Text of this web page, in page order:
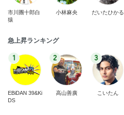
市川團十郎白
猿
小林麻央 だいたひかる
急上昇ランキング
1
EBiDAN 39&Ki
DS
2
高山善廣
3
こいたん